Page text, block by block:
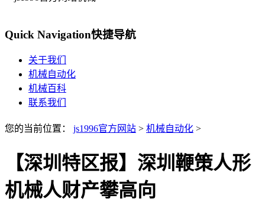
Quick Navigation快捷导航
关于我们
机械自动化
机械百科
联系我们
您的当前位置： js1996官方网站 > 机械自动化 >
【深圳特区报】深圳鞭策人形
机械人财产攀高向